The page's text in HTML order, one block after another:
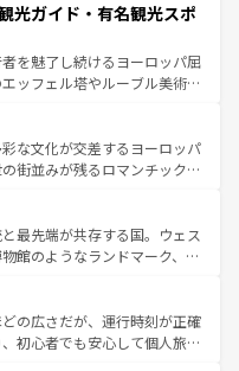
れられない旅をしてみよう！
熱的なフラメンコ、熱気あふ
パスが生活の一部となってい
れた雰囲気や、バルセロナの
方では古代ローマ遺跡や中世
候が異なるスペインはその個
性で訪れる人を魅了する。 なお、新着のスペイン情報は コ
い。
光ガイド・有名観光スポ
を魅了し続けるヨーロッパ屈
ッフェル塔やルーブル美術館
る。華麗な宮殿、歴史的な大
豊かな自然が、訪れる者を心
スは美食の国としても知ら
あるランス、プロヴァンスの
多彩な楽しみ方が可能だ。さ
力が溢れており、どの街角に
れで全く異なる文化を体験で
新着のフランス情報はコンテンツ一覧
な文化が交差するヨーロッパ
街並みが残るロマンチック街
いても飽きることがない。ベ
ルン州のアルプスの絶景、そ
といった風景は必見。ビール
しい。 なお、新着の
を参照してほしい。
最先端が共存する国。ウェス
館のようなランドマーク、歴
。また、優雅なアフタヌーン
らない英国パブ、サッカー観
る体験も豊富。イギリスを旅
の広さだが、運行時刻が正確
初心者でも安心して個人旅行